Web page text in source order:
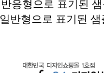
반응형으로 표기된
일반형으로 표기된